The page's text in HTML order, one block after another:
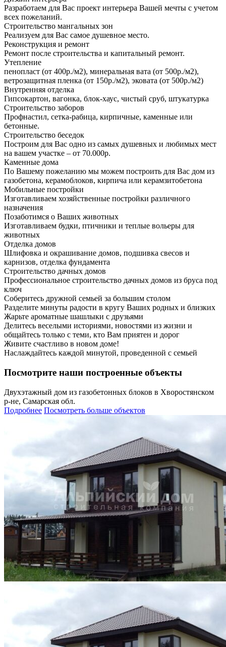
Разработаем для Вас проект интерьера Вашей мечты с учетом
всех пожеланий.
Строительство мангальных зон
Реализуем для Вас самое душевное место.
Реконструкция и ремонт
Ремонт после строительства и капитальный ремонт.
Утепление
пенопласт (от 400р./м2), минеральная вата (от 500р./м2),
ветрозащитная пленка (от 150р./м2), эковата (от 500р./м2)
Внутренняя отделка
Гипсокартон, вагонка, блок-хаус, чистый сруб, штукатурка
Строительство заборов
Профнастил, сетка-рабица, кирпичные, каменные или
бетонные.
Строительство беседок
Построим для Вас одно из самых душевных и любимых мест
на вашем участке – от 70.000р.
Каменные дома
По Вашему пожеланию мы можем построить для Вас дом из
газобетона, керамоблоков, кирпича или керамзитобетона
Мобильные постройки
Изготавливаем хозяйственные постройки различного
назначения
Позаботимся о Ваших животных
Изготавливаем будки, птичники и теплые вольеры для
животных
Отделка домов
Шлифовка и окрашивание домов, подшивка свесов и
карнизов, отделка фундамента
Строительство дачных домов
Профессиональное строительство дачных домов из бруса под
ключ
Соберитесь дружной семьей за большим столом
Разделите минуты радости в кругу Ваших родных и близких
Жарьте ароматные шашлыки с друзьями
Делитесь веселыми историями, новостями из жизни и
общайтесь только с теми, кто Вам приятен и дорог
Живите счастливо в новом доме!
Наслаждайтесь каждой минутой, проведенной с семьей
Посмотрите наши построенные объекты
Двухэтажный дом из газобетонных блоков в Хворостянском
р-не, Самарская обл.
Подробнее Посмотреть больше объектов